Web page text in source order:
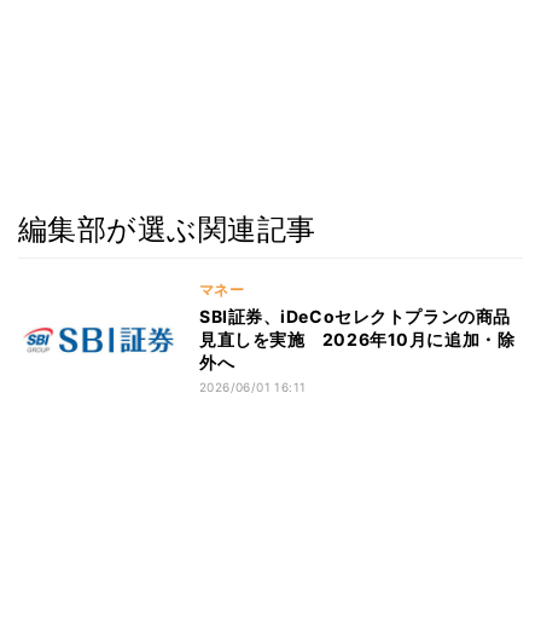
編集部が選ぶ関連記事
マネー
SBI証券、iDeCoセレクトプランの商品
見直しを実施 2026年10月に追加・除
外へ
2026/06/01 16:11